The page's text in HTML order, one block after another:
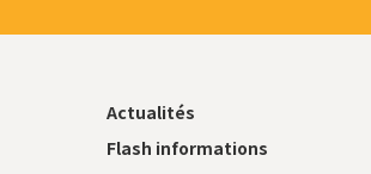
Actualités
Flash informations